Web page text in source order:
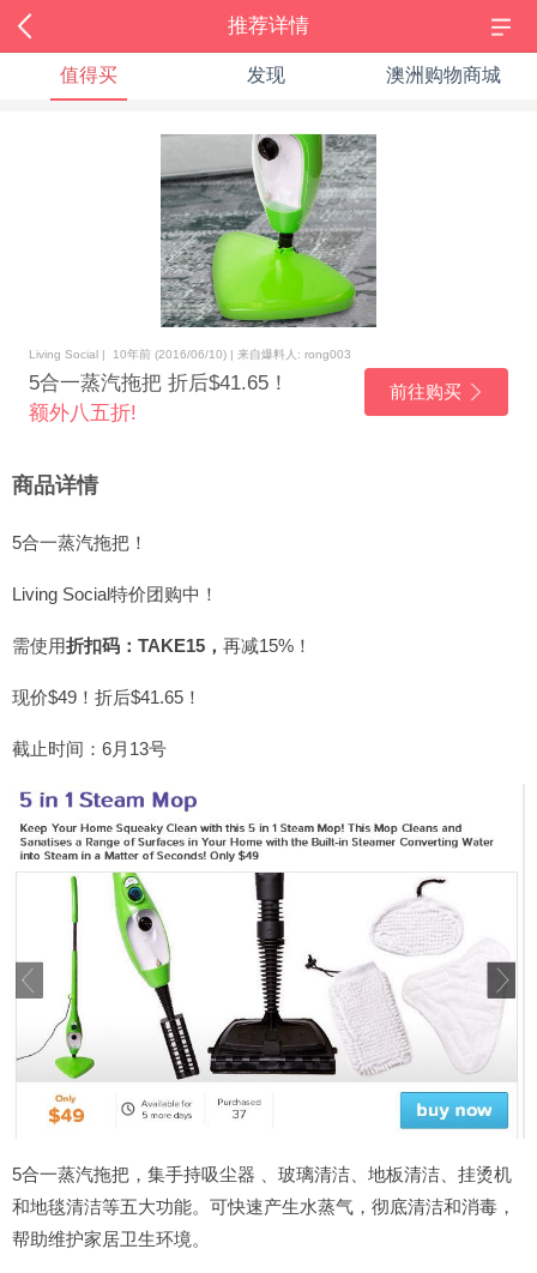
推荐详情
值得买 发现 澳洲购物商城
Living Social | 10年前 (2016/06/10) | 来自爆料人: rong003
5合一蒸汽拖把 折后$41.65！
额外八五折!
前往购买
商品详情
5合一蒸汽拖把！
Living Social特价团购中！
需使用折扣码：TAKE15， 再减15%！
现价$49！折后$41.65！
截止时间：6月13号
5合一蒸汽拖把，集手持吸尘器 、玻璃清洁、地板清洁、挂烫机
和地毯清洁等五大功能。可快速产生水蒸气，彻底清洁和消毒，
帮助维护家居卫生环境。